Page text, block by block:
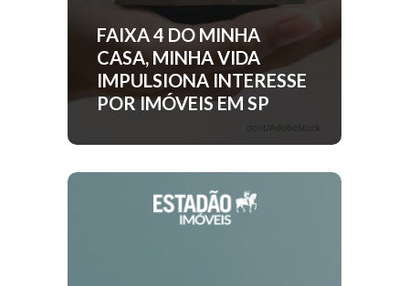
FAIXA 4 DO MINHA
CASA, MINHA VIDA
IMPULSIONA INTERESSE
POR IMÓVEIS EM SP